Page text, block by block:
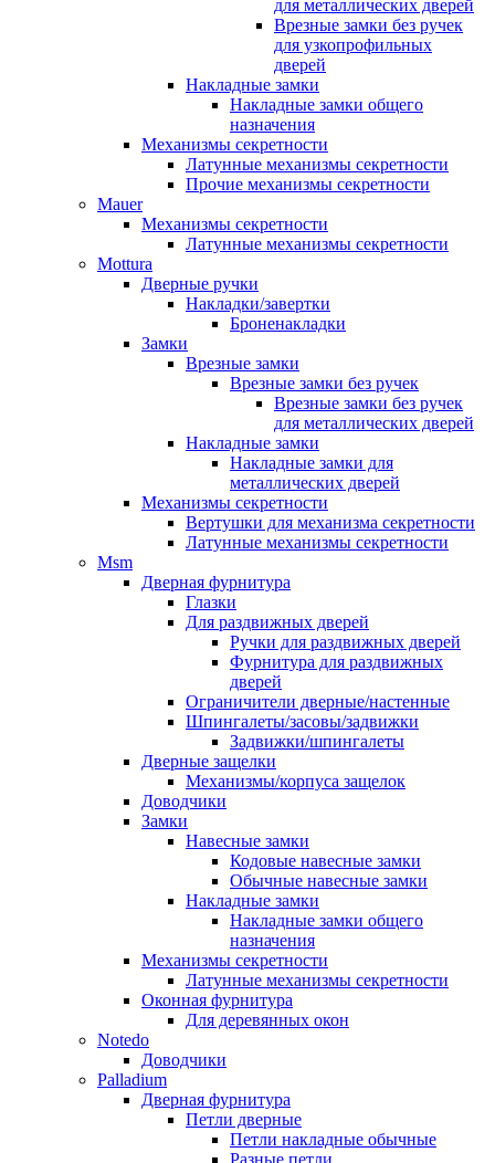
для металлических дверей
Врезные замки без ручек
для узкопрофильных
дверей
Накладные замки
Накладные замки общего
назначения
Механизмы секретности
Латунные механизмы секретности
Прочие механизмы секретности
Mauer
Механизмы секретности
Латунные механизмы секретности
Mottura
Дверные ручки
Накладки/завертки
Броненакладки
Замки
Врезные замки
Врезные замки без ручек
Врезные замки без ручек
для металлических дверей
Накладные замки
Накладные замки для
металлических дверей
Механизмы секретности
Вертушки для механизма секретности
Латунные механизмы секретности
Msm
Дверная фурнитура
Глазки
Для раздвижных дверей
Ручки для раздвижных дверей
Фурнитура для раздвижных
дверей
Ограничители дверные/настенные
Шпингалеты/засовы/задвижки
Задвижки/шпингалеты
Дверные защелки
Механизмы/корпуса защелок
Доводчики
Замки
Навесные замки
Кодовые навесные замки
Обычные навесные замки
Накладные замки
Накладные замки общего
назначения
Механизмы секретности
Латунные механизмы секретности
Оконная фурнитура
Для деревянных окон
Notedo
Доводчики
Palladium
Дверная фурнитура
Петли дверные
Петли накладные обычные